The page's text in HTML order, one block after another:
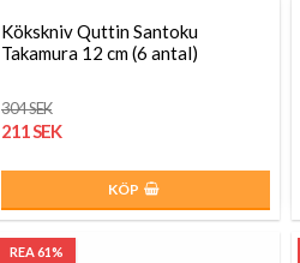
Kökskniv Quttin Santoku
Takamura 12 cm (6 antal)
304 SEK
211 SEK
KÖP
REA 61%